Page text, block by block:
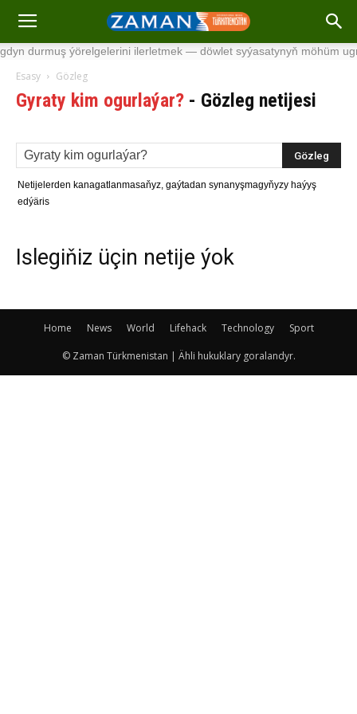
durmuş ýörelgelerini ilerletmek — döwlet syýasatynyň möhüm
Esasy Gözleg
Gyraty kim ogurlaýar? - Gözleg netijesi
Netijelerden kanagatlanmasaňyz, gaýtadan synanyşmagyňyzy haýyş
edýäris
Islegiňiz üçin netije ýok
Home News World Lifehack Technology Sport
© Zaman Türkmenistan | Ähli hukuklary goralandyr.